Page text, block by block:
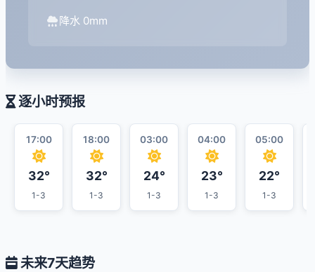
降水 0mm
逐小时预报
17:00
32°
1-3
18:00
32°
1-3
03:00
24°
1-3
04:00
23°
1-3
05:00
22°
1-3
未来7天趋势